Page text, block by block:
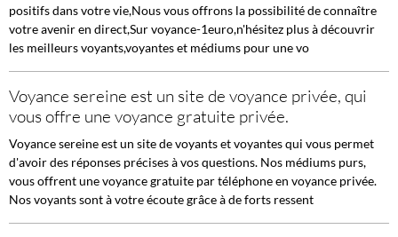
positifs dans votre vie,Nous vous offrons la possibilité de connaître
votre avenir en direct,Sur voyance-1euro,n'hésitez plus à découvrir
les meilleurs voyants,voyantes et médiums pour une vo
Voyance sereine est un site de voyance privée, qui
vous offre une voyance gratuite privée.
Voyance sereine est un site de voyants et voyantes qui vous permet
d'avoir des réponses précises à vos questions. Nos médiums purs,
vous offrent une voyance gratuite par téléphone en voyance privée.
Nos voyants sont à votre écoute grâce à de forts ressent